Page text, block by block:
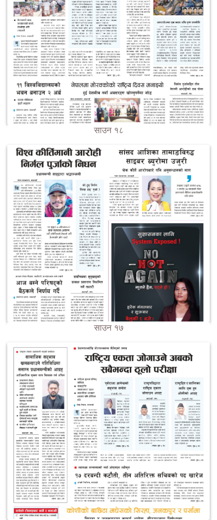
साउन १८
साउन १७